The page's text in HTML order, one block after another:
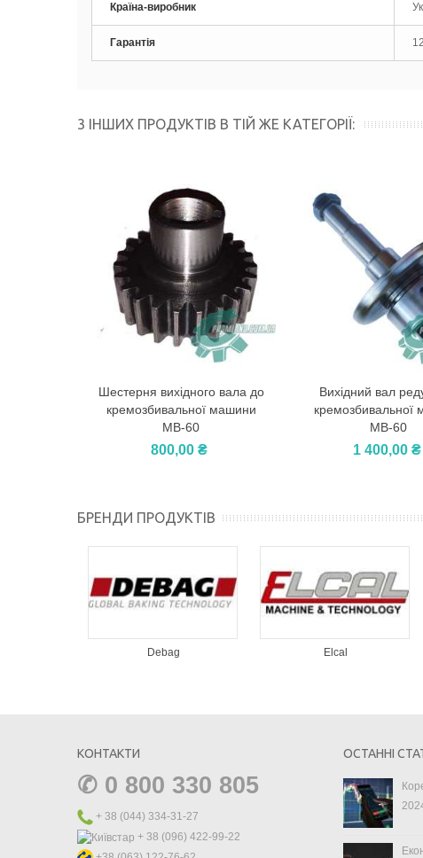
Країна-виробник
Гарантія
3 ІНШИХ ПРОДУКТІВ В ТІЙ ЖЕ КАТЕГОРІЇ:
У Кошик
Шестерня вихідного вала до
кремозбивальної машини
МВ-60
800,00 ₴
У Кошик
Вихідний вал
кремозбивальної
МВ-60
1 400,00 ₴
БРЕНДИ ПРОДУКТІВ
Debag Elcal
КОНТАКТИ
✆ 0 800 330 805
+ 38 (044) 334-31-27
+ 38 (096) 422-99-22
ОСТАННІ